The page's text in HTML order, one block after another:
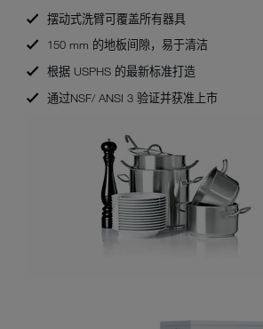
摆动式洗臂可覆盖所有器具
150 mm 的地板间隙，易于清洁
根据 USPHS 的最新标准打造
通过NSF/ ANSI 3 验证并获准上市